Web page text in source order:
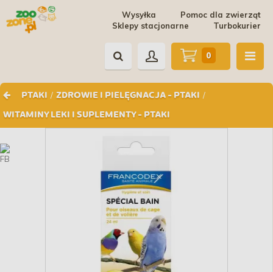
Pomoc dla zwierząt
Wysyłka
Turbokurier
Sklepy stacjonarne
PTAKI / ZDROWIE I PIELĘGNACJA - PTAKI /
WITAMINY LEKI I SUPLEMENTY - PTAKI
0